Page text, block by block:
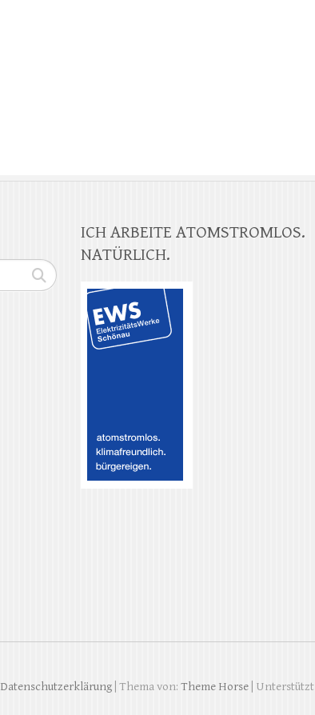
ICH ARBEITE ATOMSTROMLOS.
NATÜRLICH.
Datenschutzerklärung | Thema von: Theme Horse | Unterstützt